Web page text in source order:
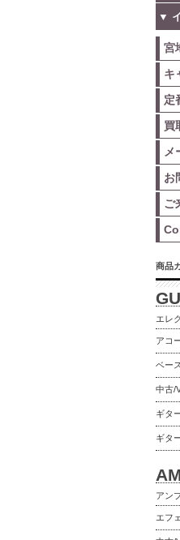
▼
宮
キ
定
買
メ
お
ご
商品
エレ
アコ
ベー
中古/
ギタ
ギタ
アン
エフ